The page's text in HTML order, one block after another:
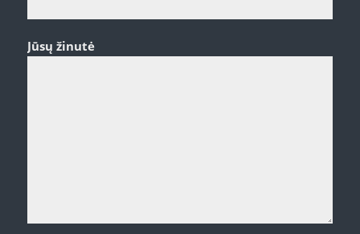
Jūsų žinutė